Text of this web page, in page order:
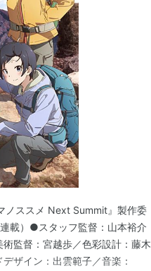
ノススメ Next Summit』製作委
載）●スタッフ監督：山本裕介
監督：宮越歩／色彩設計：藤木
ザイン：出雲範子／音楽：